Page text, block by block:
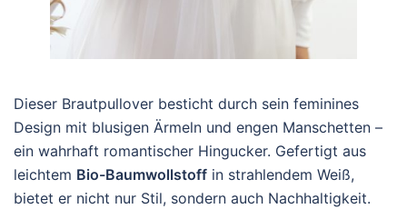
Dieser Brautpullover besticht durch sein feminines
Design mit blusigen Ärmeln und engen Manschetten –
ein wahrhaft romantischer Hingucker. Gefertigt aus
leichtem Bio-Baumwollstoff in strahlendem Weiß,
bietet er nicht nur Stil, sondern auch Nachhaltigkeit.